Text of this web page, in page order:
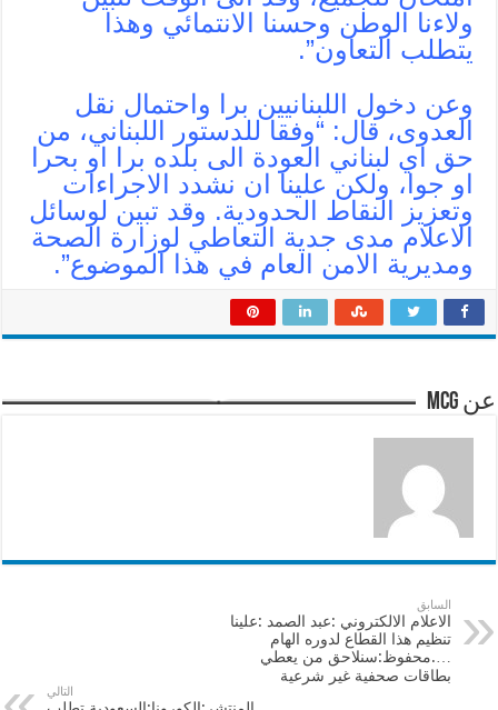
ولاءنا الوطن وحسنا الانتمائي وهذا
يتطلب التعاون”.
وعن دخول اللبنانيين برا واحتمال نقل
العدوى، قال: “وفقا للدستور اللبناني، من
حق اي لبناني العودة الى بلده برا او بحرا
او جوا، ولكن علينا ان نشدد الاجراءات
وتعزيز النقاط الحدودية. وقد تبين لوسائل
الاعلام مدى جدية التعاطي لوزارة الصحة
ومديرية الامن العام في هذا الموضوع”.
عن mcg
السابق
الاعلام الالكتروني :عبد الصمد :علينا
تنظيم هذا القطاع لدوره الهام
….محفوظ:سنلاحق من يعطي
بطاقات صحفية غير شرعية
التالي